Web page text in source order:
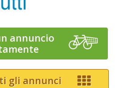
annuncio
gli annunci